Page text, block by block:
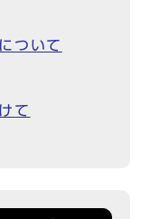
ついて
て